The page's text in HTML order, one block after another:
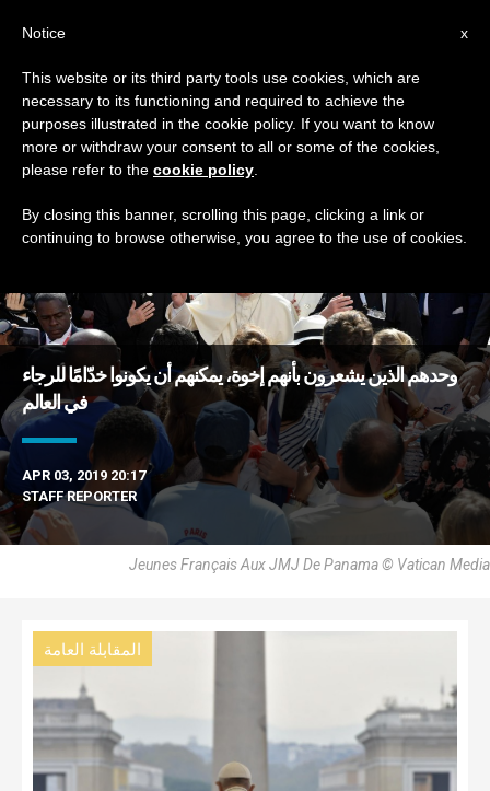
DAY
April 3rd, 2019
DERNIÈRES NOUVELLES
وحدهم الذين يشعرون بأنهم إخوة، يمكنهم أن يكونوا خدّامًا للرجاء
في العالم
APR 03, 2019 20:17
STAFF REPORTER
Jeunes Français Aux JMJ De Panama © Vatican Media
المقابلة العامة
x
Notice
This website or its third party tools use cookies, which are
necessary to its functioning and required to achieve the
purposes illustrated in the cookie policy. If you want to know
more or withdraw your consent to all or some of the cookies,
please refer to the cookie policy
By closing this banner, scrolling this page, clicking a link or
continuing to browse otherwise, you agree to the use of cookies.